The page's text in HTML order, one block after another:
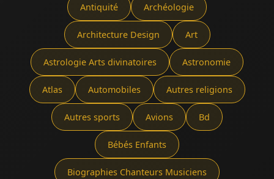
Antiquité Archéologie
Architecture Design Art
Astrologie Arts divinatoires Astronomie
Atlas Automobiles Autres religions
Autres sports Avions Bd
Bébés Enfants
Biographies Chanteurs Musiciens